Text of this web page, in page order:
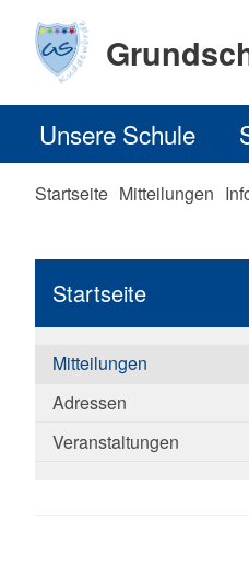
Unsere Schule
Startseite Mitteilungen
Startseite
Mitteilungen
Adressen
Veranstaltungen